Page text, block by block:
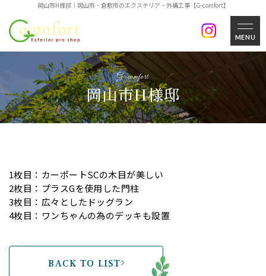
岡山市H様邸｜岡山市・倉敷市のエクステリア・外構工事【G-comfort】
MENU
岡山市H様邸
1枚目：カーポートSCの木目が美しい
2枚目：プラスGを使用した門柱
3枚目：広々としたドッグラン
4枚目：ワンちゃんの為のデッキも設置
BACK TO LIST